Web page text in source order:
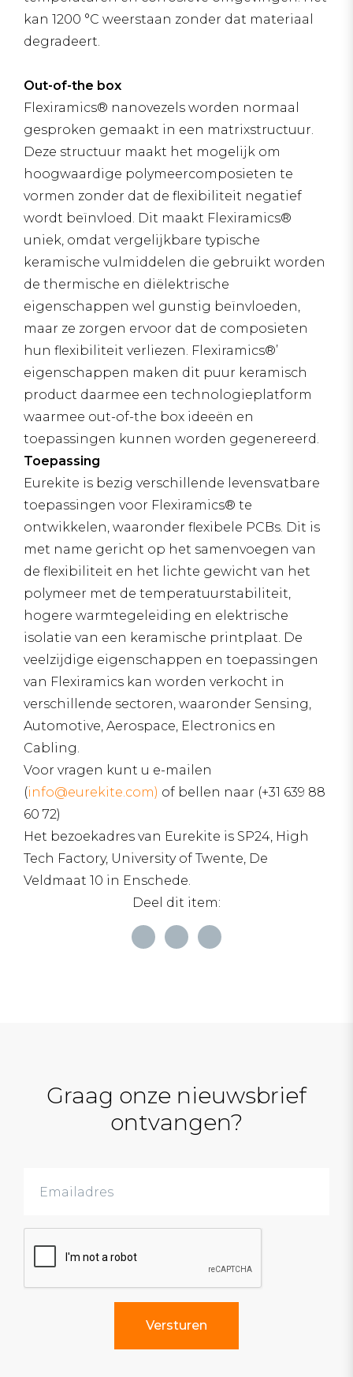
kan ​​1200 °C weerstaan zonder dat materiaal
degradeert.
Out-of-the box
Flexiramics® nanovezels worden normaal
gesproken gemaakt in een matrixstructuur.
Deze structuur maakt het mogelijk om
hoogwaardige polymeercomposieten te
vormen zonder dat de flexibiliteit negatief
wordt beïnvloed. Dit maakt Flexiramics®
uniek, omdat vergelijkbare typische
keramische vulmiddelen die gebruikt worden
de thermische en diëlektrische
eigenschappen wel gunstig beïnvloeden,
maar ze zorgen ervoor dat de composieten
hun flexibiliteit verliezen. Flexiramics®’
eigenschappen maken dit puur keramisch
product daarmee een technologieplatform
waarmee out-of-the box ideeën en
toepassingen kunnen worden gegenereerd.
Toepassing
Eurekite is bezig verschillende levensvatbare
toepassingen voor Flexiramics® te
ontwikkelen, waaronder flexibele PCBs. Dit is
met name gericht op het samenvoegen van
de flexibiliteit en het lichte gewicht van het
polymeer met de temperatuurstabiliteit,
hogere warmtegeleiding en elektrische
isolatie van een keramische printplaat. De
veelzijdige eigenschappen en toepassingen
van Flexiramics kan worden verkocht in
verschillende sectoren, waaronder Sensing,
Automotive, Aerospace, Electronics en
Cabling.
Voor vragen kunt u e-mailen
(info@eurekite.com) of bellen naar (+31 639 88
60 72)
Het bezoekadres van Eurekite is SP24, High
Tech Factory, University of Twente, De
Veldmaat 10 in Enschede.
Deel dit item:
Graag onze nieuwsbrief
ontvangen?